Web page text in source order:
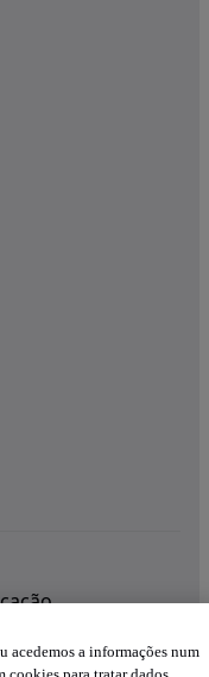
acedemos a informações num